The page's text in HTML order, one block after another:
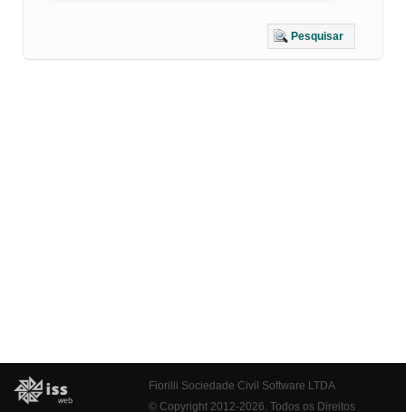
Pesquisar
Fiorilli Sociedade Civil Software LTDA
© Copyright 2012-2026. Todos os Direitos